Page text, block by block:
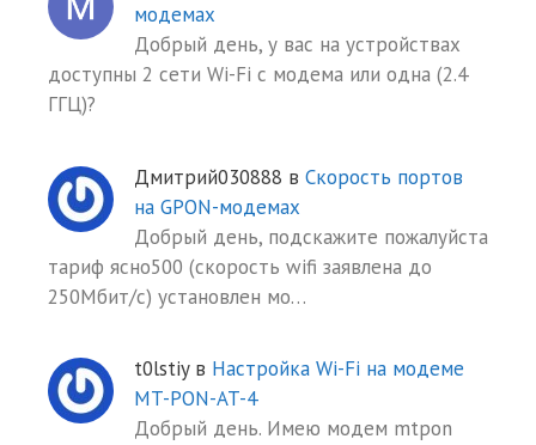
модемах
Добрый день, у вас на устройствах
доступны 2 сети Wi-Fi с модема или одна (2.4
ГГЦ)?
Дмитрий030888 в Скорость портов
на GPON-модемах
Добрый день, подскажите пожалуйста
тариф ясно500 (скорость wifi заявлена до
250Мбит/с) установлен мо…
t0lstiy в Настройка Wi-Fi на модеме
MT-PON-AT-4
Добрый день. Имею модем mtpon